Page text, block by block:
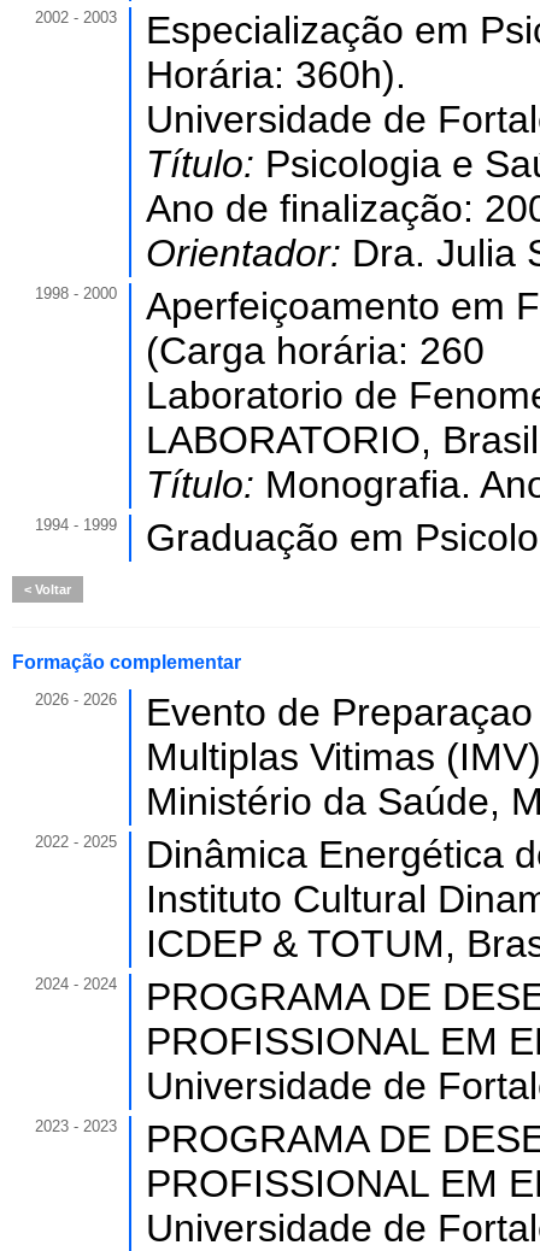
2002 - 2003
Especialização em
Horária: 360h).
Universidade de
Título: Psicologia e
Ano de finalização:
Orientador: Dra. Julia
1998 - 2000
Aperfeiçoamento em
(Carga horária: 260
Laboratorio de
LABORATORIO,
Título: Monografia.
1994 - 1999 Graduação em
Voltar
Formação complementar
2026 - 2026
Evento de
Multiplas Vitimas
Ministério da Saúde,
2022 - 2025
Dinâmica Energética
Instituto Cultural
ICDEP & TOTUM,
2024 - 2024
PROGRAMA DE
PROFISSIONAL EM
Universidade de
2023 - 2023
PROGRAMA DE
PROFISSIONAL EM
Universidade de